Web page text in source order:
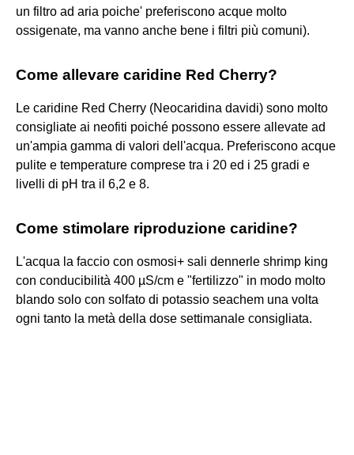
un filtro ad aria poiche' preferiscono acque molto
ossigenate, ma vanno anche bene i filtri più comuni).
Come allevare caridine Red Cherry?
Le caridine Red Cherry (Neocaridina davidi) sono molto
consigliate ai neofiti poiché possono essere allevate ad
un'ampia gamma di valori dell'acqua. Preferiscono acque
pulite e temperature comprese tra i 20 ed i 25 gradi e
livelli di pH tra il 6,2 e 8.
Come stimolare riproduzione caridine?
L'acqua la faccio con osmosi+ sali dennerle shrimp king
con conducibilità 400 µS/cm e "fertilizzo" in modo molto
blando solo con solfato di potassio seachem una volta
ogni tanto la metà della dose settimanale consigliata.